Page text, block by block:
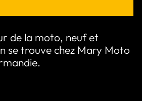
de la moto, neuf et
se trouve chez Mary Moto